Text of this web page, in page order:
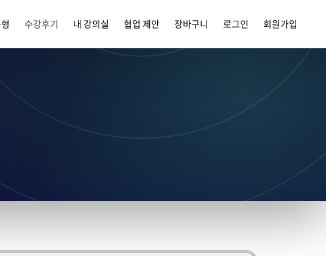
수강후기 내 강의실 협업 제안 장바구니 로그인 회원가입